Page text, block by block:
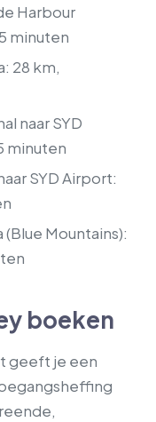
Harbour
minuten
28 km,
naar SYD
minuten
SYD Airport:
Mountains):
boeken
geeft je een